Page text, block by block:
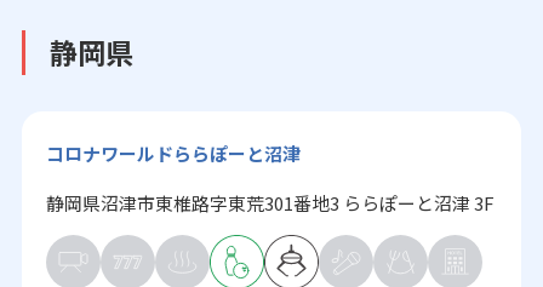
静岡県
コロナワールドららぽーと沼津
静岡県沼津市東椎路字東荒301番地3 ららぽーと沼津 3F